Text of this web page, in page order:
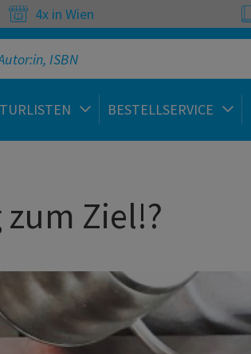
4x in Wien
BESTELLSERVICE
zum Ziel!?